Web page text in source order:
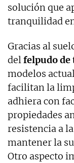
solución que
tranquilidad
Gracias al
delfelpudo de
modelos
facilitan la
adhiera con
propiedades
resistencia a
mantener la
Otro aspecto